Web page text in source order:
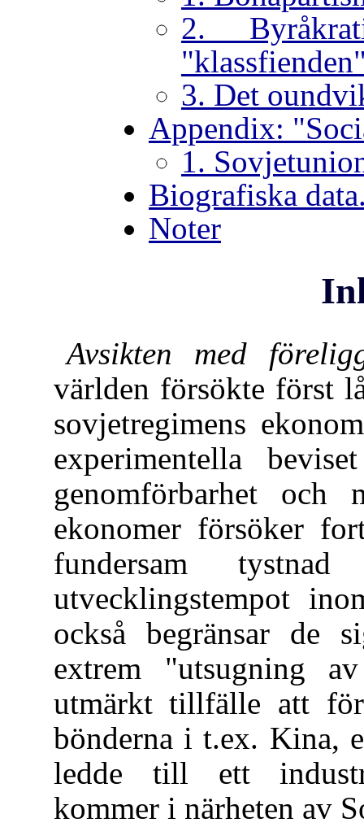
2.
3. Det
Appendix:
1.
Biografiska
Noter
Avsikten med
världen försökte först
sovjetregimens
experimentella
genomförbarhet och
ekonomer försöker
fundersam
utvecklingstempot
också begränsar de
extrem "utsugning
utmärkt tillfälle att
bönderna i t.ex. Kina,
ledde till ett
kommer i närheten av